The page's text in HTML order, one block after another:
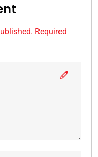
Required